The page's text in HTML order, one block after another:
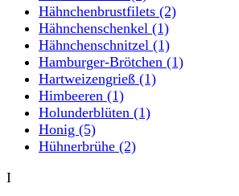
Hähnchenbrustfilets (2)
Hähnchenschenkel (1)
Hähnchenschnitzel (1)
Hamburger-Brötchen (1)
Hartweizengrieß (1)
Himbeeren (1)
Holunderblüten (1)
Honig (5)
Hühnerbrühe (2)
I